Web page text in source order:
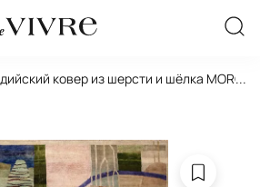
ковер из шерсти и шёлка
...